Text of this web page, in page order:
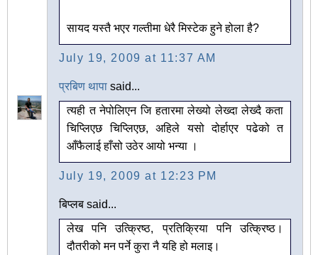
सायद यस्तै भएर गल्तीमा धेरै मिस्टेक हुने होला है?
July 19, 2009 at 11:37 AM
प्रबिण थापा said...
त्यही त नेपोलिएन जि हतारमा लेख्यो लेख्दा लेख्दै कता
चिप्लिएछ चिप्लिएछ, अहिले यसो दोर्हाएर पढेको त
आँफैलाई हाँसो उठेर आयो भन्या ।
July 19, 2009 at 12:23 PM
बिप्लब said...
लेख पनि उत्क्रिष्ठ, प्रतिक्रिया पनि उत्क्रिष्ठ।
दौतरीको मन पर्ने कुरा नै यहि हो मलाइ।